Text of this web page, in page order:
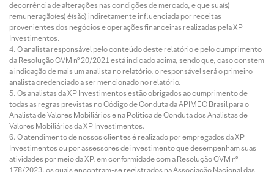
decorrência de alterações nas condições de mercado, e que sua(s)
remuneração(es) é(são) indiretamente influenciada por receitas
provenientes dos negócios e operações financeiras realizadas pela XP
Investimentos.
O analista responsável pelo conteúdo deste relatório e pelo cumprimento
da Resolução CVM nº 20/2021 está indicado acima, sendo que, caso constem
a indicação de mais um analista no relatório, o responsável será o primeiro
analista credenciado a ser mencionado no relatório.
Os analistas da XP Investimentos estão obrigados ao cumprimento de
todas as regras previstas no Código de Conduta da APIMEC Brasil para o
Analista de Valores Mobiliários e na Política de Conduta dos Analistas de
Valores Mobiliários da XP Investimentos.
O atendimento de nossos clientes é realizado por empregados da XP
Investimentos ou por assessores de investimento que desempenham suas
atividades por meio da XP, em conformidade com a Resolução CVM nº
178/2023, os quais encontram-se registrados na Associação Nacional das